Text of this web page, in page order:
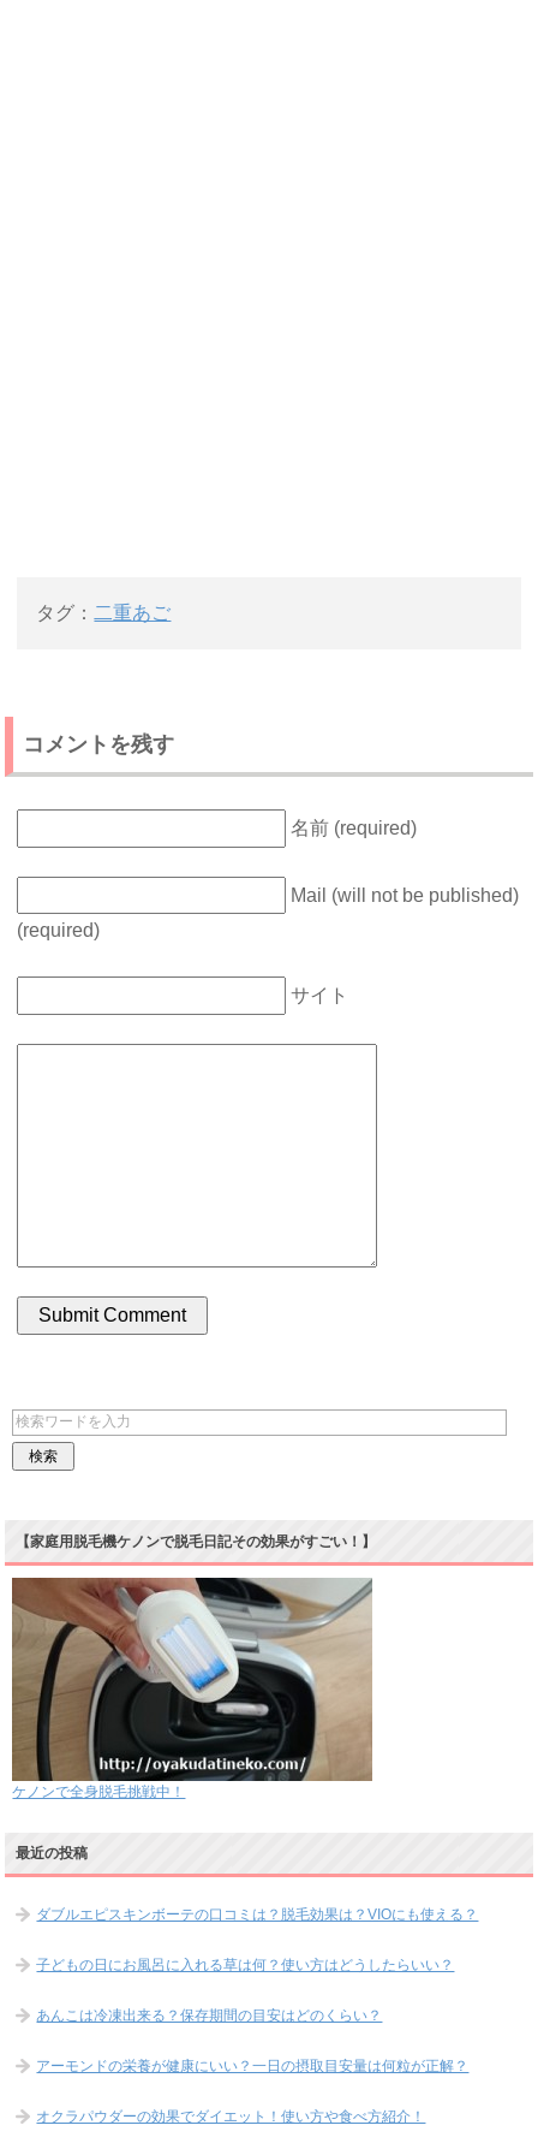
タグ： 二重あご
コメントを残す
名前 (required)
Mail (will not be published)
(required)
サイト
【家庭用脱毛機ケノンで脱毛日記その効果がすごい！】
ケノンで全身脱毛挑戦中！
最近の投稿
ダブルエピスキンボーテの口コミは？脱毛効果は？VIOにも使える？
子どもの日にお風呂に入れる草は何？使い方はどうしたらいい？
あんこは冷凍出来る？保存期間の目安はどのくらい？
アーモンドの栄養が健康にいい？一日の摂取目安量は何粒が正解？
オクラパウダーの効果でダイエット！使い方や食べ方紹介！